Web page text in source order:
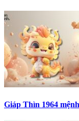
Giáp Thìn 1964